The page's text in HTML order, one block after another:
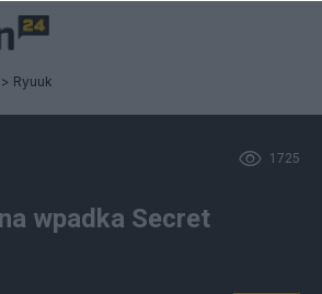
Ryuuk
1725
wpadka Secret